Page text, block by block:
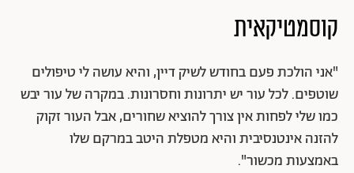
קוסמטיקאית
"אני הולכת פעם בחודש לשיק דיין, והיא עושה לי טיפולים
שוטפים. לכל עור יש יתרונות וחסרונות. במקרה של עור יבש
כמו שלי לפחות אין צורך להוציא שחורים, אבל העור זקוק
להזנה אינטנסיבית והיא מטפלת היטב במרקם שלו
באמצעות מכשור".